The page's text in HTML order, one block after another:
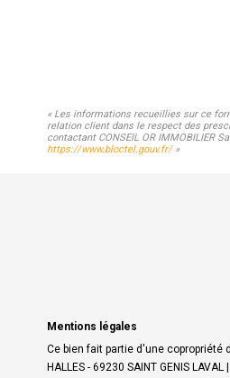
« Les informations recueillies sur ce
relation client dans le respect des
contactant CONSEIL OR IMMOBILIER
https://www.bloctel.gouv.fr/»
Mentions légales
Ce bien fait partie d'une
HALLES - 69230 SAINT GENIS